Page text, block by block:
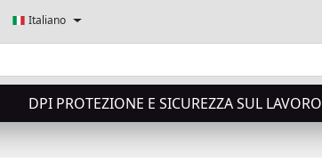
Italiano
DPI PROTEZIONE E SICUREZZA SUL LAVORO